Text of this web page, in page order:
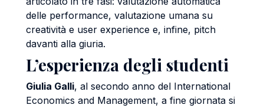
delle performance, valutazione umana su
creatività e user experience e, infine, pitch
davanti alla giuria.
L’esperienza degli studenti
Giulia Galli, al secondo anno del International
Economics and Management, a fine giornata si